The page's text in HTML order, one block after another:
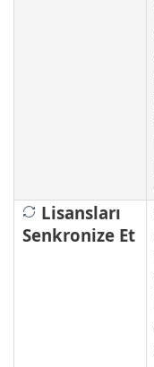
Lisansları
Senkronize Et